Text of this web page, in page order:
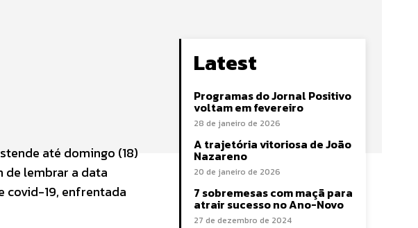
até domingo (18)
de lembrar a data
covid-19, enfrentada
Latest
Programas do Jornal Positivo
voltam em fevereiro
28 de janeiro de 2026
A trajetória vitoriosa de João
Nazareno
20 de janeiro de 2026
7 sobremesas com maçã para
atrair sucesso no Ano-Novo
27 de dezembro de 2024